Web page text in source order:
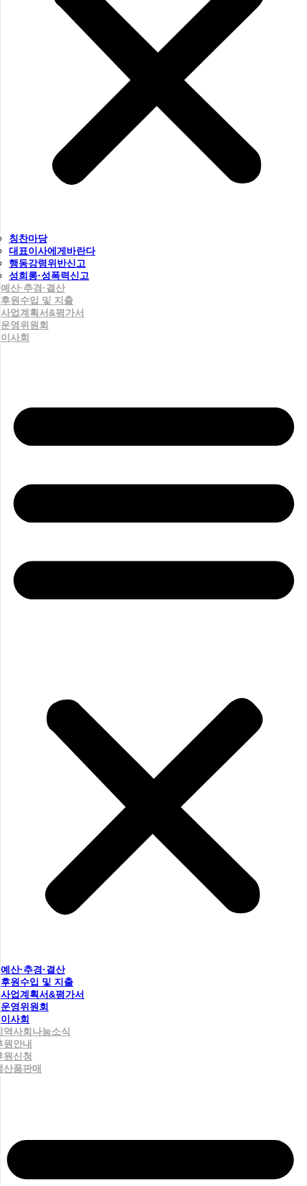
칭찬마당
대표이사에게바란다
행동강령위반신고
성희롱·성폭력신고
예산·추경·결산
후원수입 및 지출
사업계획서&평가서
운영위원회
이사회
예산·추경·결산
후원수입 및 지출
사업계획서&평가서
운영위원회
이사회
역사회나눔소식
원안내
원신청
산품판매